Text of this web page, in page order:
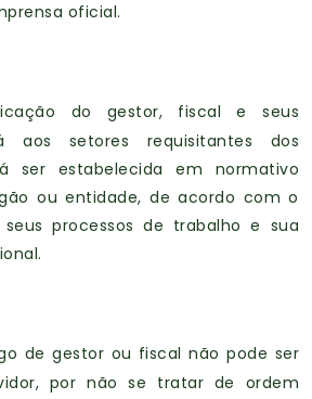
oficial.
do gestor, fiscal e seus
aos setores requisitantes dos
ser estabelecida em normativo
ou entidade, de acordo com o
processos de trabalho e sua
de gestor ou fiscal não pode ser
por não se tratar de ordem